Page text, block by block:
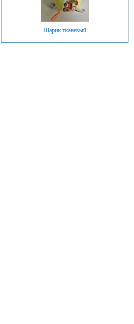
Шарик тканевый